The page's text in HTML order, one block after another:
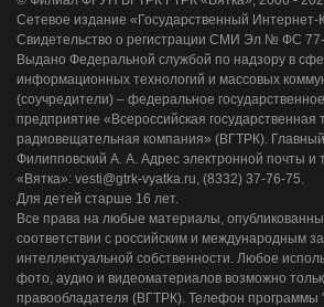
Сетевое издание «Государственный Интернет-
Свидетельство о регистрации СМИ Эл № ФС
Выдано Федеральной службой по надзору в
информационных технологий и массовых
(соучредители) – федеральное
предприятие «Всероссийская государственная
радиовещательная компания» (ВГТРК).
Филипповский А. А. Адрес электронной почты
«Вятка»: vesti@gtrk-vyatka.ru, (8332) 37-76-75.
Для детей старше 16 лет.
Все права на любые материалы,
соответствии с российским и международным
интеллектуальной собственности. Любое
фото, аудио и видеоматериалов возможно
правообладателя (ВГТРК). Телефон программы